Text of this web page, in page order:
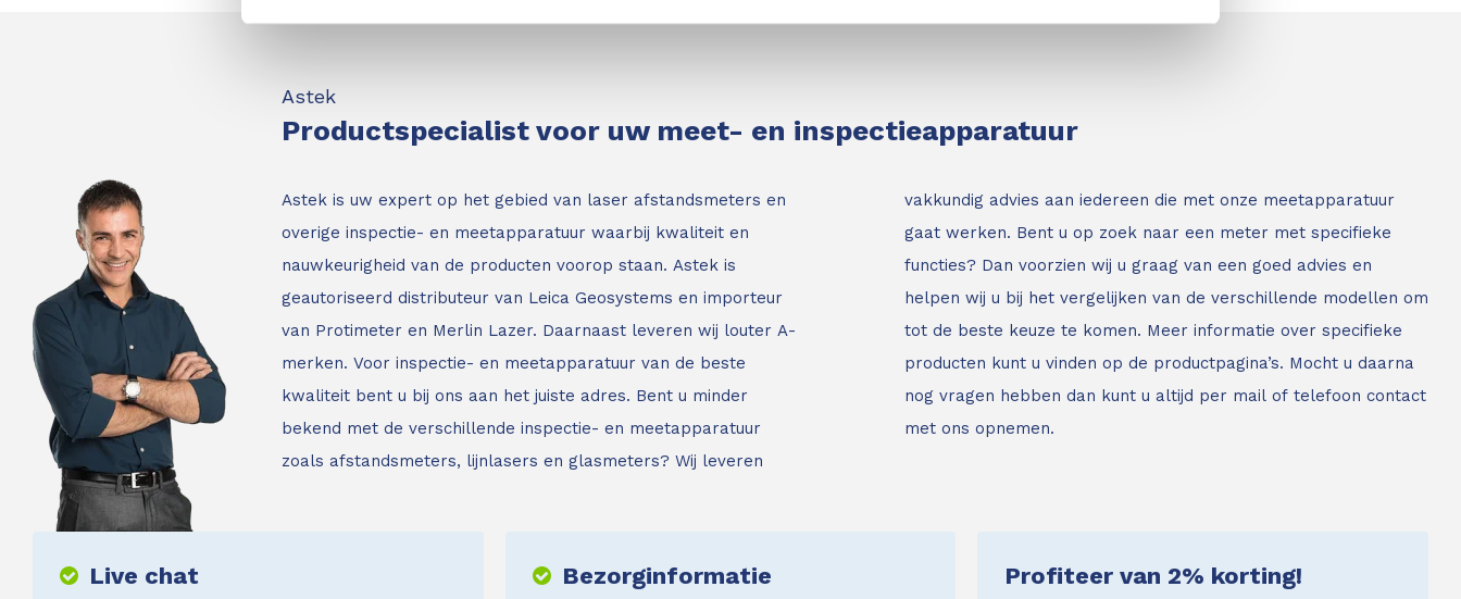
Astek
Productspecialist voor uw meet- en inspectieapparatuur
Astek is uw expert op het gebied van laser afstandsmeters en
overige inspectie- en meetapparatuur waarbij kwaliteit en
nauwkeurigheid van de producten voorop staan. Astek is
geautoriseerd distributeur van Leica Geosystems en importeur
van Protimeter en Merlin Lazer. Daarnaast leveren wij louter A-
merken. Voor inspectie- en meetapparatuur van de beste
kwaliteit bent u bij ons aan het juiste adres. Bent u minder
bekend met de verschillende inspectie- en meetapparatuur
zoals afstandsmeters, lijnlasers en glasmeters? Wij leveren
vakkundig advies aan iedereen die met onze meetapparatuur
gaat werken. Bent u op zoek naar een meter met specifieke
functies? Dan voorzien wij u graag van een goed advies en
helpen wij u bij het vergelijken van de verschillende modellen om
tot de beste keuze te komen. Meer informatie over specifieke
producten kunt u vinden op de productpagina’s. Mocht u daarna
nog vragen hebben dan kunt u altijd per mail of telefoon contact
met ons opnemen.
Live chat Bezorginformatie Profiteer van 2% korting!